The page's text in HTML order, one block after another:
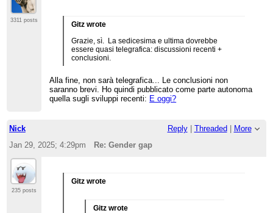
3311 posts
Gitz wrote
Grazie, sì. La sedicesima e ultima dovrebbe
essere quasi telegrafica: discussioni recenti +
conclusioni.
Alla fine, non sarà telegrafica... Le conclusioni non
saranno brevi. Ho quindi pubblicato come parte autonoma
quella sugli sviluppi recenti: E oggi?
Nick Reply| Threaded
More
Jan 29, 2025; 4:29pm
Re: Gender gap
235 posts
Gitz wrote
Gitz wrote